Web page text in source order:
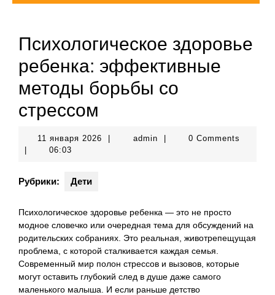
Психологическое здоровье
ребенка: эффективные
методы борьбы со
стрессом
11 января 2026 11
adminadmin
0 Comments
06:03
Рубрики: Дети
Психологическое здоровье ребенка — это не просто
модное словечко или очередная тема для обсуждений на
родительских собраниях. Это реальная, животрепещущая
проблема, с которой сталкивается каждая семья.
Современный мир полон стрессов и вызовов, которые
могут оставить глубокий след в душе даже самого
маленького малыша. И если раньше детство